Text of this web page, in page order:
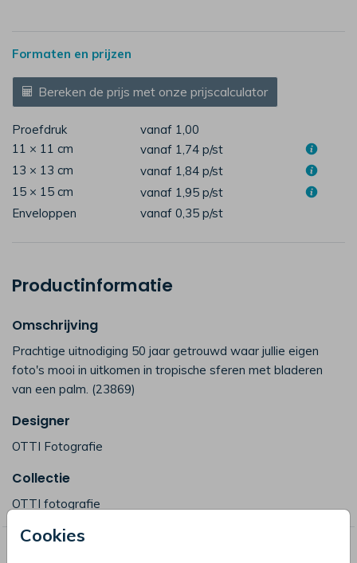
Cookies
Formaten en prijzen
Bereken de prijs met onze prijscalculator
Proefdruk
vanaf 1,00
11 × 11 cm
vanaf 1,74 p/st
13 × 13 cm
vanaf 1,84 p/st
15 × 15 cm
vanaf 1,95 p/st
Enveloppen
vanaf 0,35 p/st
Productinformatie
Omschrijving
Prachtige uitnodiging 50 jaar getrouwd waar jullie eigen
foto's mooi in uitkomen in tropische sferen met bladeren
van een palm. (23869)
Designer
OTTI Fotografie
Collectie
OTTI fotografie